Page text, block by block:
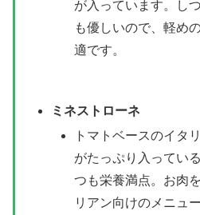
が入っています。し
も優しいので、軽め
適です。
ミネストローネ
トマトベースのイタ
がたっぷり入ってい
つも栄養満点。お肉
リアン向けのメニュ